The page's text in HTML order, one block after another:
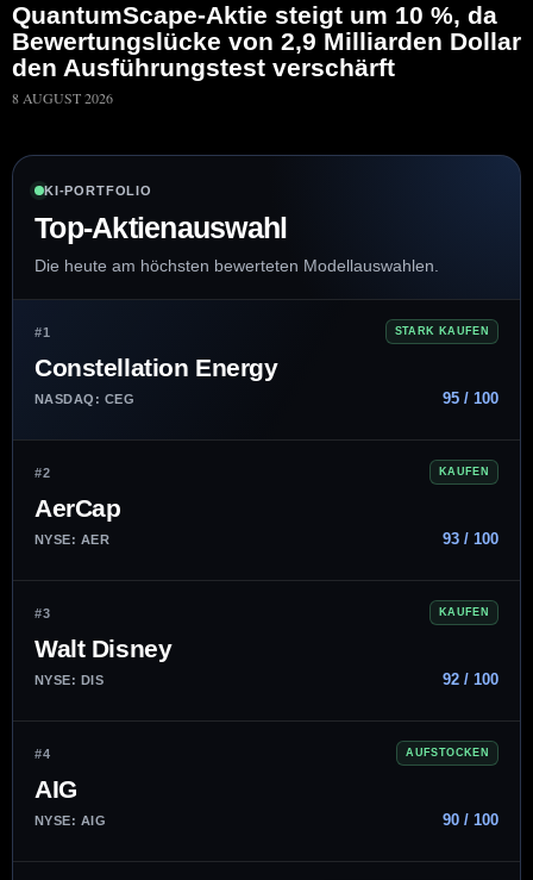
QuantumScape-Aktie steigt um 10 %, da
Bewertungslücke von 2,9 Milliarden Dollar
den Ausführungstest verschärft
8 AUGUST 2026
KI-PORTFOLIO
Top-Aktienauswahl
Die heute am höchsten bewerteten Modellauswahlen.
#1 STARK KAUFEN
Constellation Energy
NASDAQ: CEG 95 / 100
#2 KAUFEN
AerCap
NYSE: AER 93 / 100
#3 KAUFEN
Walt Disney
NYSE: DIS 92 / 100
#4 AUFSTOCKEN
AIG
NYSE: AIG 90 / 100